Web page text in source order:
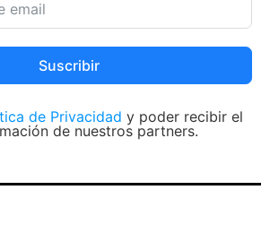
Suscribir
de Privacidad y poder recibir el
de nuestros partners.